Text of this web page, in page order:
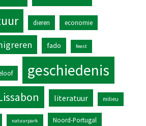
dieren economie
fado feest
geschiedenis
literatuur milieu
natuurpark Noord-Portugal